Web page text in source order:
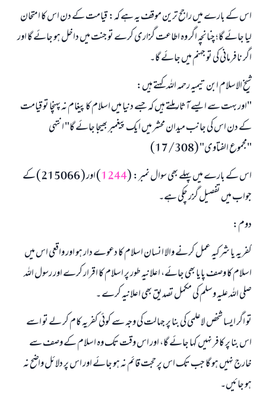
اس کے بارے میں راجح ترین موقف یہ ہے کہ: قیامت کے دن اس کا امتحان
لیا جائے گا؛ چنانچہ اگر وہ اطاعت گزاری کرے تو جنت میں داخل ہو جائے گا اور
اگر نافرمانی کی تو جہنم میں جائے گا۔
شیخ الاسلام ابن تیمیہ رحمہ اللہ کہتے ہیں:
"اور بہت سے ایسے آثار ملتے ہیں کہ جسے دنیا میں اسلام کا پیغام نہ پہنچا تو قیامت
کے دن اس کی جانب میدان محشر میں ایک پیغمبر بھیجا جائے گا" انتہی
"مجموع الفتاوى" (17/308)
اس کے بارے میں پہلے بھی سوال نمبر: (1244
) اور ( 215066) کے
جواب میں تفصیل گزر چکی ہے۔
دوم:
کفریہ یا شرکیہ عمل کرنے والا انسان اسلام کا دعوے دار ہو اور واقعی اس میں
اسلام کا وصف پایا بھی جائے، اعلانیہ طور پر اسلام کا اقرار کرے اور رسول اللہ
صلی اللہ علیہ وسلم کی مکمل تصدیق بھی اعلانیہ کرے ۔
تو اگر ایسا شخص لاعلمی کی بنا پر جہالت کی وجہ سے کوئی کفریہ کام کر لے تو اسے
اس بنا پر کافر نہیں کہا جائے گا، اور اس وقت تک وہ اسلام کے وصف سے
خارج نہیں ہو گا جب تک اس پر حجت قائم نہ ہو جائے اور اس پر دلائل واضح نہ
ہو جائیں۔